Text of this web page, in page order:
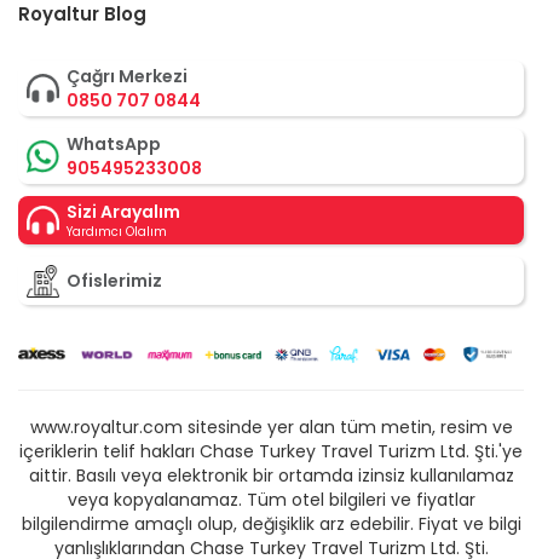
Royaltur Blog
Çağrı Merkezi
0850 707 0844
WhatsApp
905495233008
Sizi Arayalım
Yardımcı Olalım
Ofislerimiz
www.royaltur.com sitesinde yer alan tüm metin, resim ve
içeriklerin telif hakları Chase Turkey Travel Turizm Ltd. Şti.'ye
aittir. Basılı veya elektronik bir ortamda izinsiz kullanılamaz
veya kopyalanamaz. Tüm otel bilgileri ve fiyatlar
bilgilendirme amaçlı olup, değişiklik arz edebilir. Fiyat ve bilgi
yanlışlıklarından Chase Turkey Travel Turizm Ltd. Şti.